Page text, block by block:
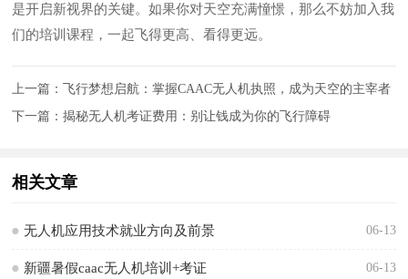
是开启新视界的关键。如果你对天空充满憧憬，那么不妨加入我
们的培训课程，一起飞得更高、看得更远。
上一篇：
飞行梦想启航：掌握CAAC无人机执照，成为天空的主宰者
下一篇：揭秘无人机考证费用：别让钱成为你的飞行障碍
相关文章
06-13
无人机应用技术就业方向及前景
06-13
新疆暑假caac无人机培训+考证